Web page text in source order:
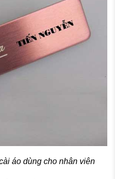
áo dùng cho nhân viên